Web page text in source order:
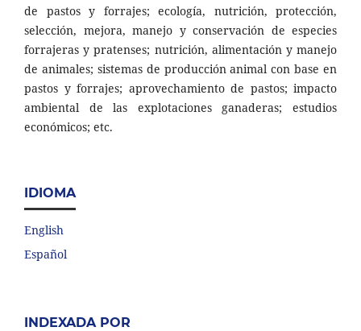
de pastos y forrajes; ecología, nutrición, protección,
selección, mejora, manejo y conservación de especies
forrajeras y pratenses; nutrición, alimentación y manejo
de animales; sistemas de producción animal con base en
pastos y forrajes; aprovechamiento de pastos; impacto
ambiental de las explotaciones ganaderas; estudios
económicos; etc.
IDIOMA
English
Español
INDEXADA POR